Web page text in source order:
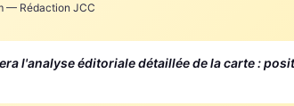
— Rédaction JCC
l'analyse éditoriale détaillée de la carte :